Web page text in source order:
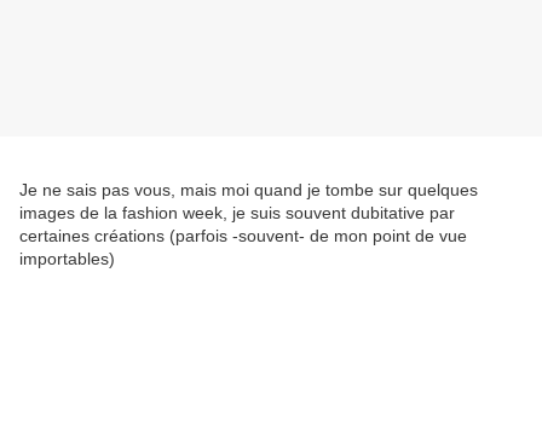
Je ne sais pas vous, mais moi quand je tombe sur quelques
images de la fashion week, je suis souvent dubitative par
certaines créations (parfois -souvent- de mon point de vue
importables)